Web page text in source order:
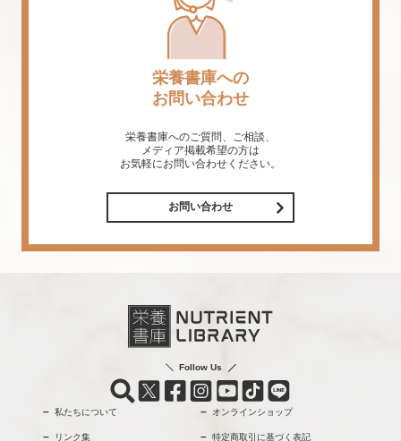
栄養書庫への
お問い合わせ
栄養書庫へのご質問、ご相談、
メディア掲載希望の方は
お気軽にお問い合わせください。
お問い合わせ
Follow Us
私たちについて オンラインショップ
リンク集 特定商取引に基づく表記